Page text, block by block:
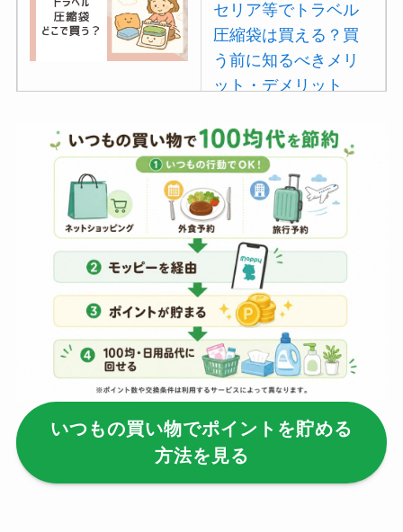
セリア等でトラベル
圧縮袋は買える？買
う前に知るべきメリ
ット・デメリット
【100均】ダイソー/
セリア等でポイズン
リムーバーは買え
る？使い方や選び方
を解説！
【100均】ダイソー/
セリア等でフロアラ
バーほうきは買え
る？選び方＆使い方
を徹底ガイド！
【100均】ダイソー/
セリア等でハンディ
ファンカバーは買え
いつもの買い物でポイントを貯める
方法を見る